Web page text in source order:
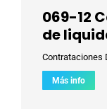
069-12
de
Contrataciones
Más info